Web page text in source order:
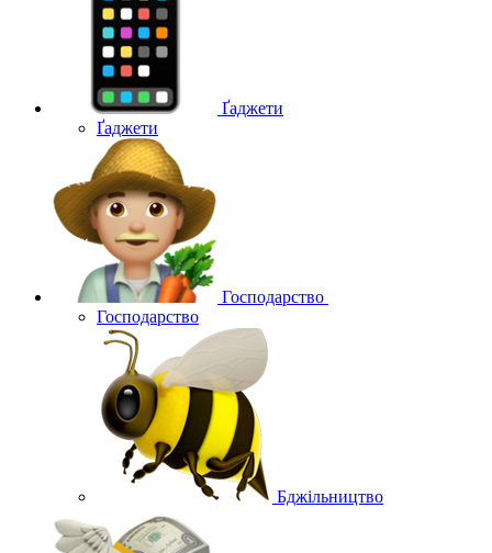
Ґаджети
Ґаджети
Господарство
Господарство
Бджільництво